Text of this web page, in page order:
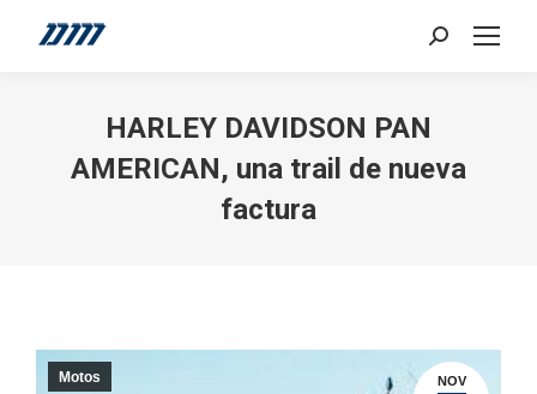
Search:
HARLEY DAVIDSON PAN
AMERICAN, una trail de nueva
factura
NOV
Motos